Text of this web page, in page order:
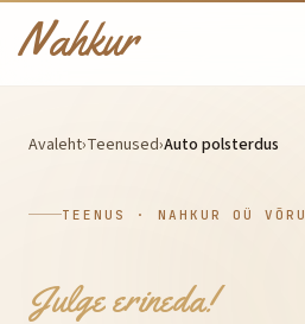
Hüppa sisu juurde
Nahkur
Avaleht›Teenused›Auto polsterdus
TEENUS · NAHKUR OÜ VÕRU
Julge erineda!